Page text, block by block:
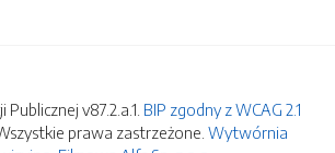
v87.2.a.1. BIP zgodny z WCAG 2.1
prawa zastrzeżone. Wytwórnia